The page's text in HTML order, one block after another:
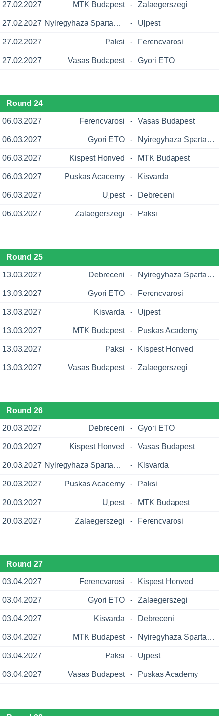
27.02.2027 MTK Budapest - Zalaegerszegi
27.02.2027 Nyiregyhaza Spartacus - Ujpest
27.02.2027 Paksi - Ferencvarosi
27.02.2027 Vasas Budapest - Gyori ETO
Round 24
06.03.2027 Ferencvarosi - Vasas Budapest
06.03.2027 Gyori ETO - Nyiregyhaza Spartacus
06.03.2027 Kispest Honved - MTK Budapest
06.03.2027 Puskas Academy - Kisvarda
06.03.2027 Ujpest - Debreceni
06.03.2027 Zalaegerszegi - Paksi
Round 25
13.03.2027 Debreceni - Nyiregyhaza Spartacus
13.03.2027 Gyori ETO - Ferencvarosi
13.03.2027 Kisvarda - Ujpest
13.03.2027 MTK Budapest - Puskas Academy
13.03.2027 Paksi - Kispest Honved
13.03.2027 Vasas Budapest - Zalaegerszegi
Round 26
20.03.2027 Debreceni - Gyori ETO
20.03.2027 Kispest Honved - Vasas Budapest
20.03.2027 Nyiregyhaza Spartacus - Kisvarda
20.03.2027 Puskas Academy - Paksi
20.03.2027 Ujpest - MTK Budapest
20.03.2027 Zalaegerszegi - Ferencvarosi
Round 27
03.04.2027 Ferencvarosi - Kispest Honved
03.04.2027 Gyori ETO - Zalaegerszegi
03.04.2027 Kisvarda - Debreceni
03.04.2027 MTK Budapest - Nyiregyhaza Spartacus
03.04.2027 Paksi - Ujpest
03.04.2027 Vasas Budapest - Puskas Academy